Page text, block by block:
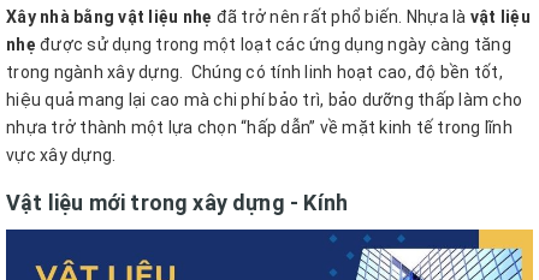
Xây nhà bằng vật liệu nhẹ đã trở nên rất phổ biến. Nhựa là vật liệu
nhẹ được sử dụng trong một loạt các ứng dụng ngày càng tăng
trong ngành xây dựng. Chúng có tính linh hoạt cao, độ bền tốt,
hiệu quả mang lại cao mà chi phí bảo trì, bảo dưỡng thấp làm cho
nhựa trở thành một lựa chọn “hấp dẫn” về mặt kinh tế trong lĩnh
vực xây dựng.
Vật liệu mới trong xây dựng - Kính